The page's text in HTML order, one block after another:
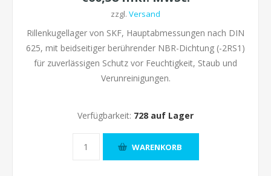
zzgl. Versand
Rillenkugellager von SKF, Hauptabmessungen nach DIN
625, mit beidseitiger berührender NBR-Dichtung (-2RS1)
für zuverlässigen Schutz vor Feuchtigkeit, Staub und
Verunreinigungen.
Verfügbarkeit: 728 auf Lager